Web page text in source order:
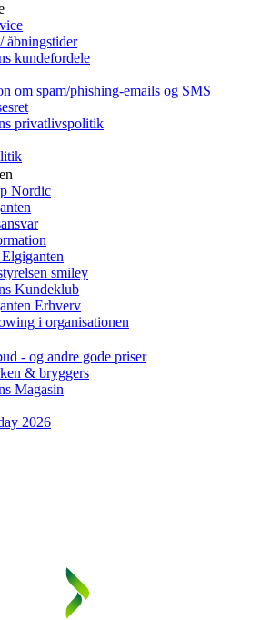
åbningstider
kundefordele
om spam/phishing-emails og SMS
privatlivspolitik
Nordic
smiley
Kundeklub
Erhverv
i organisationen
- og andre gode priser
& bryggers
Magasin
2026